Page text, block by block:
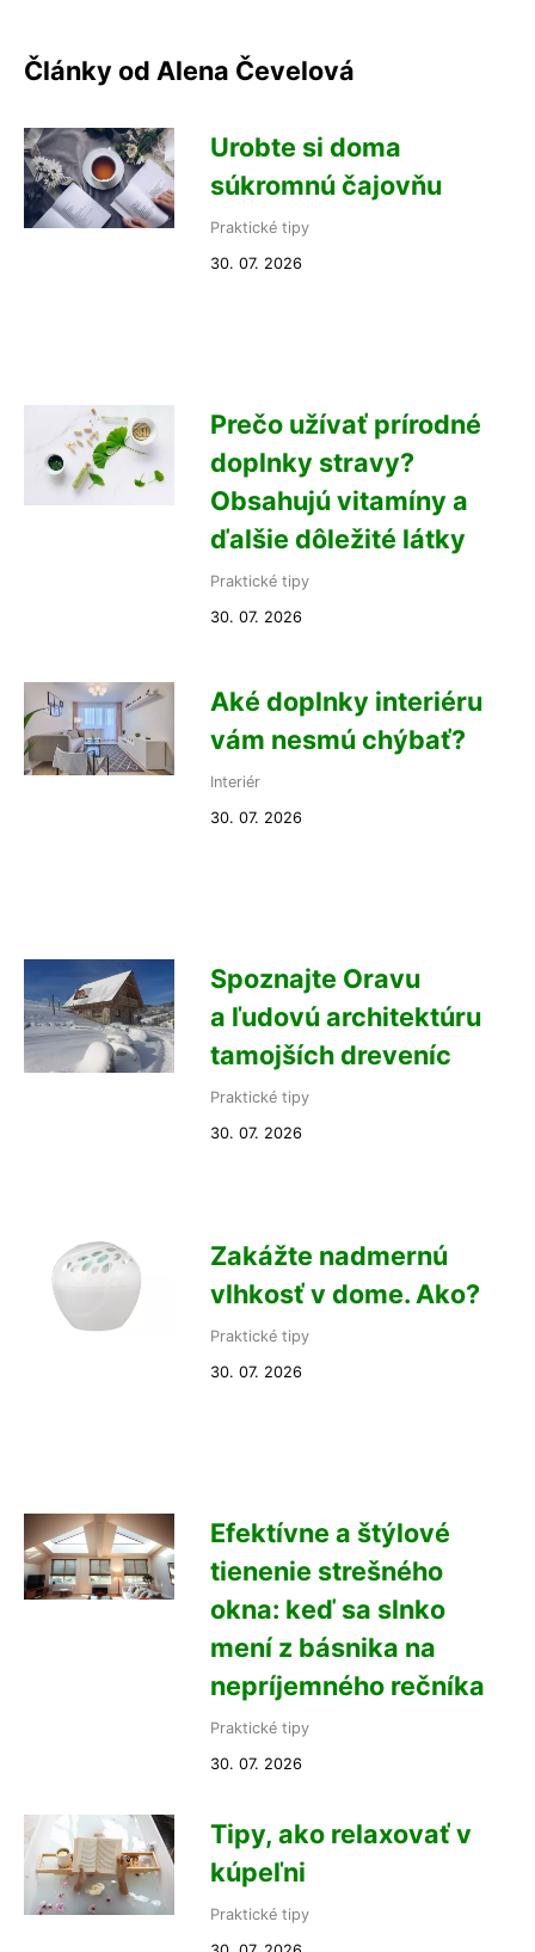
Články od Alena Čevelová
Urobte si doma
súkromnú čajovňu
Praktické tipy
30. 07. 2026
Prečo užívať prírodné
doplnky stravy?
Obsahujú vitamíny a
ďalšie dôležité látky
Praktické tipy
30. 07. 2026
Aké doplnky interiéru
vám nesmú chýbať?
Interiér
30. 07. 2026
Spoznajte Oravu
a ľudovú architektúru
tamojších dreveníc
Praktické tipy
30. 07. 2026
Zakážte nadmernú
vlhkosť v dome. Ako?
Praktické tipy
30. 07. 2026
Efektívne a štýlové
tienenie strešného
okna: keď sa slnko
mení z básnika na
nepríjemného rečníka
Praktické tipy
30. 07. 2026
Tipy, ako relaxovať v
kúpeľni
Praktické tipy